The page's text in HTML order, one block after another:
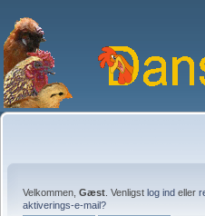
Velkommen, Gæst . Venligst log ind eller
aktiverings-e-mail?